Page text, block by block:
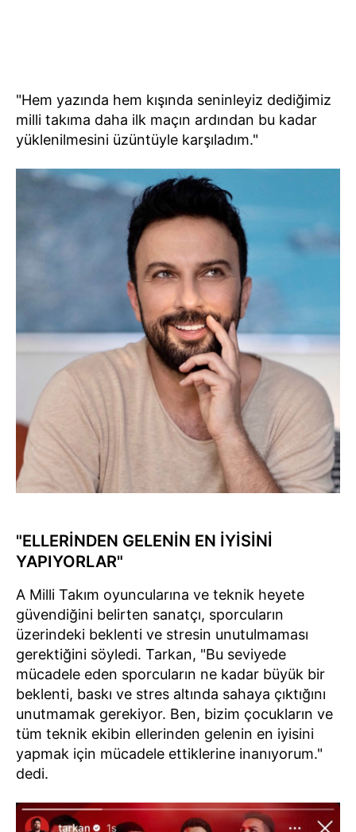
"Hem yazında hem kışında seninleyiz dediğimiz
milli takıma daha ilk maçın ardından bu kadar
yüklenilmesini üzüntüyle karşıladım."
"ELLERİNDEN GELENİN EN İYİSİNİ
YAPIYORLAR"
A Milli Takım oyuncularına ve teknik heyete
güvendiğini belirten sanatçı, sporcuların
üzerindeki beklenti ve stresin unutulmaması
gerektiğini söyledi. Tarkan, "Bu seviyede
mücadele eden sporcuların ne kadar büyük bir
beklenti, baskı ve stres altında sahaya çıktığını
unutmamak gerekiyor. Ben, bizim çocukların ve
tüm teknik ekibin ellerinden gelenin en iyisini
yapmak için mücadele ettiklerine inanıyorum."
dedi.